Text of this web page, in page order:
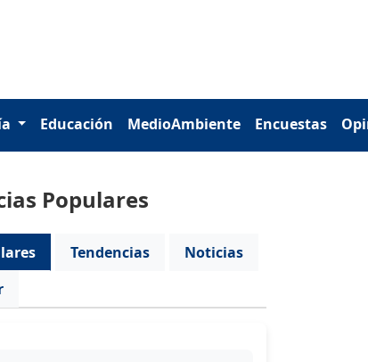
Educación MedioAmbiente Encuestas
Populares
Tendencias
Noticias